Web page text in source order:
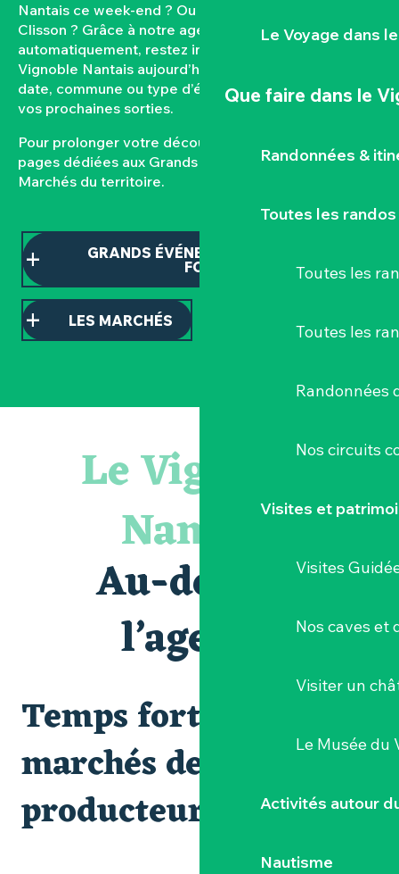
Le Voyage dans
Que faire dans le
Randonnées &
Toutes les randos
Toutes les
Toutes les
Randonnées
Nos circuits
Visites et
Visites
Nos caves et
Visiter un
Le Musée du
Activités autour
Nautisme
Nantais ce week-end ? Ou quel est l’agenda de
Clisson ? Grâce à notre agenda mis à jour
automatiquement, restez informés des sorties dans le
Vignoble Nantais aujourd’hui et à venir. Filtrez par
date, commune ou type d’événement pour composer
vos prochaines sorties.
Pour prolonger votre découverte, consultez nos
pages dédiées aux Grands événements et aux
Marchés du territoire.
GRANDS ÉVÉNEMENTS ET TEMPS
FORTS
LES MARCHÉS
« D'ici-là » - Danse et théâtre par la Compagnie Jusqu'à
« Veduta, les palais oubliés d'Italie » Thomas Jorion
Le bleu dans tous ses états
Visites guidées expo « Veduta, les palais oubliés d'Italie »
Les Dimanches au port, 6e édition
Visite guidée « Au cœur de la forteresse »
Peintures - « La vie rêvée des oiseaux » de Claire Launay
Escape game au Musée du Vignoble Nantais
Le Vignoble
Nantais
Au-delà de
l’agenda
Temps forts et
marchés de
producteurs